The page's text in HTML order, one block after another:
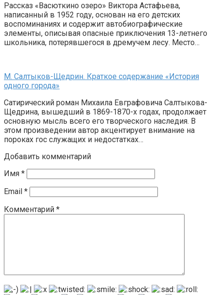
Рассказ «Васюткино озеро» Виктора Астафьева,
написанный в 1952 году, основан на его детских
воспоминаниях и содержит автобиографические
элементы, описывая опасные приключения 13-летнего
школьника, потерявшегося в дремучем лесу. Место…
М. Салтыков-Щедрин. Краткое содержание «История
одного города»
Сатирический роман Михаила Евграфовича Салтыкова-
Щедрина, вышедший в 1869-1870-х годах, продолжает
основную мысль всего его творческого наследия. В
этом произведении автор акцентирует внимание на
пороках гос служащих и недостатках…
Добавить комментарий
Имя *
Email *
Комментарий *